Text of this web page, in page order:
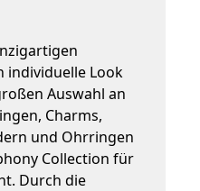
individuelle Look
Auswahl an
Charms,
und Ohrringen
Collection für
Durch die